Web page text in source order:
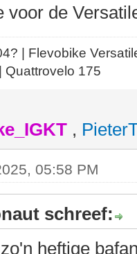
voor de
4? | Flevobike
Quattrovelo 175
,
05:58 PM
schreef:
heftige